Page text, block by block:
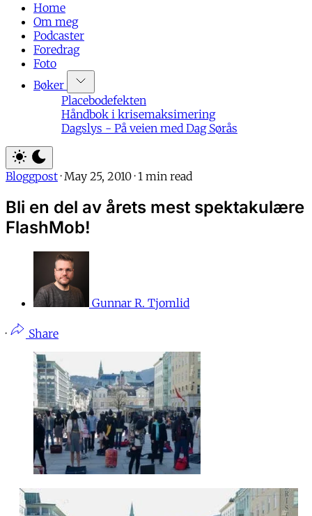
Home
Om meg
Podcaster
Foredrag
Foto
Bøker
Placebodefekten
Håndbok i krisemaksimering
Dagslys - På veien med Dag Sørås
Bloggpost · May 25, 2010 · 1 min read
Bli en del av årets mest spektakulære
FlashMob!
Gunnar R. Tjomlid
· Share